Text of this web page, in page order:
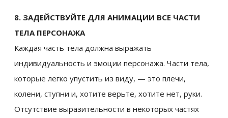
8. ЗАДЕЙСТВУЙТЕ ДЛЯ АНИМАЦИИ ВСЕ ЧАСТИ
ТЕЛА ПЕРСОНАЖА
Каждая часть тела должна выражать
индивидуальность и эмоции персонажа. Части тела,
которые легко упустить из виду, — это плечи,
колени, ступни и, хотите верьте, хотите нет, руки.
Отсутствие выразительности в некоторых частях